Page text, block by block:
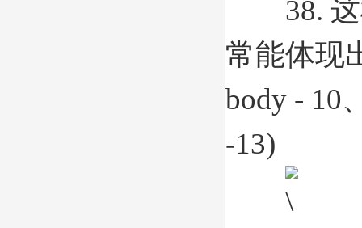
38. 这
常能体现
body - 10
-13)